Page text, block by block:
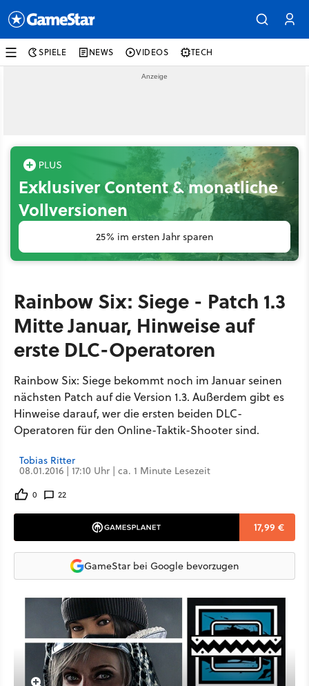
SPIELE NEWS VIDEOS TECH
Exklusiver Content & monatliche
Vollversionen
25% im ersten Jahr sparen
Rainbow Six: Siege - Patch 1.3
Mitte Januar, Hinweise auf
erste DLC-Operatoren
Rainbow Six: Siege bekommt noch im Januar seinen
nächsten Patch auf die Version 1.3. Außerdem gibt es
Hinweise darauf, wer die ersten beiden DLC-
Operatoren für den Online-Taktik-Shooter sind.
Tobias Ritter
08.01.2016 | 17:10 Uhr | ca. 1 Minute Lesezeit
0 22
17,99 €
GameStar bei Google bevorzugen